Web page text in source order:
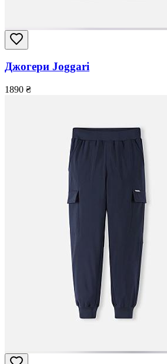
Джогери Joggari
1890 ₴